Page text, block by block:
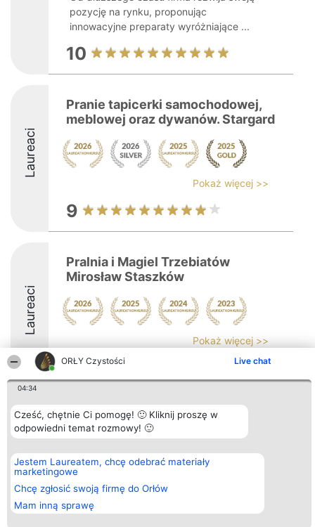
ORŁY Czystości Live chat
04:34
Cześć, chętnie Ci pomogę! 🙂 Kliknij proszę w
odpowiedni temat rozmowy! 🙂
Jestem Laureatem, chcę odebrać materiały
marketingowe
Chcę zgłosić swoją firmę do Orłów
Mam inną sprawę
pozycję na rynku, proponując
innowacyjne preparaty wyróżniające ...
10
Laureaci
Pranie tapicerki samochodowej,
meblowej oraz dywanów. Stargard
Pokaż więcej >>
9
Laureaci
Pralnia i Magiel Trzebiatów
Mirosław Staszków
Pokaż więcej >>
8.6
Organizator plebiscytu
Bright Side Solutions sp. z o.
o. sp. k.
Wrocław 50-079
KRS 0000749100 | Regon
381313360 | NIP 8943132676
+48 508 492 400
Plebiscyt
Laureaci
Lista
Laureatów
Polityka
Kontakt